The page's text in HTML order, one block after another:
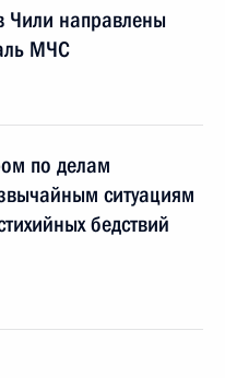
Чили направлены
МЧС
по делам
ситуациям
бедствий